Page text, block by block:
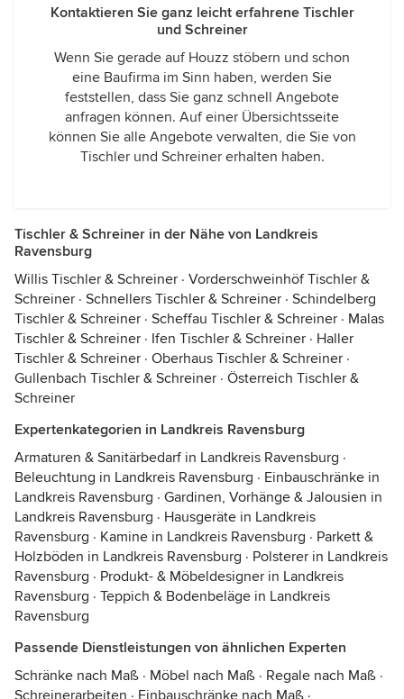
Kontaktieren Sie ganz leicht erfahrene Tischler
und Schreiner
Wenn Sie gerade auf Houzz stöbern und schon
eine Baufirma im Sinn haben, werden Sie
feststellen, dass Sie ganz schnell Angebote
anfragen können. Auf einer Übersichtsseite
können Sie alle Angebote verwalten, die Sie von
Tischler und Schreiner erhalten haben.
Tischler & Schreiner in der Nähe von Landkreis
Ravensburg
Willis Tischler & Schreiner · Vorderschweinhöf Tischler &
Schreiner · Schnellers Tischler & Schreiner · Schindelberg
Tischler & Schreiner · Scheffau Tischler & Schreiner · Malas
Tischler & Schreiner · Ifen Tischler & Schreiner · Haller
Tischler & Schreiner · Oberhaus Tischler & Schreiner ·
Gullenbach Tischler & Schreiner · Österreich Tischler &
Schreiner
Expertenkategorien in Landkreis Ravensburg
Armaturen & Sanitärbedarf in Landkreis Ravensburg ·
Beleuchtung in Landkreis Ravensburg · Einbauschränke in
Landkreis Ravensburg · Gardinen, Vorhänge & Jalousien in
Landkreis Ravensburg · Hausgeräte in Landkreis
Ravensburg · Kamine in Landkreis Ravensburg · Parkett &
Holzböden in Landkreis Ravensburg · Polsterer in Landkreis
Ravensburg · Produkt- & Möbeldesigner in Landkreis
Ravensburg · Teppich & Bodenbeläge in Landkreis
Ravensburg
Passende Dienstleistungen von ähnlichen Experten
Schränke nach Maß · Möbel nach Maß · Regale nach Maß ·
Schreinerarbeiten · Einbauschränke nach Maß ·